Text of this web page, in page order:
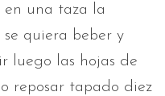
en una taza la
quiera beber y
luego las hojas de
reposar tapado diez